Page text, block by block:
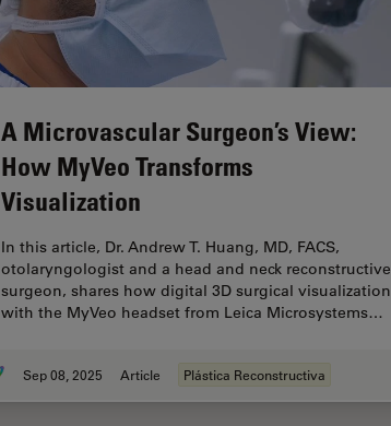
A Microvascular Surgeon’s View:
How MyVeo Transforms
Visualization
In this article, Dr. Andrew T. Huang, MD, FACS,
otolaryngologist and a head and neck reconstructive
surgeon, shares how digital 3D surgical visualization
with the MyVeo headset from Leica Microsystems…
Sep 08, 2025 Article Plástica Reconstructiva